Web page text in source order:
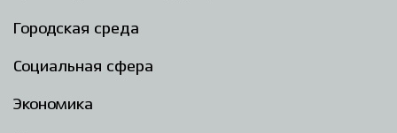
Городская среда
Социальная сфера
Экономика